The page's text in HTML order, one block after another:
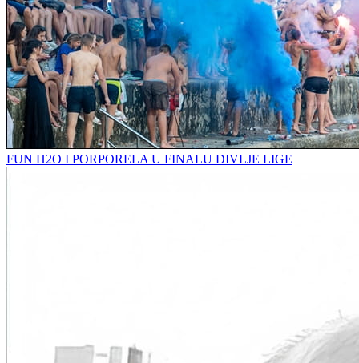
FUN H2O I PORPORELA U FINALU DIVLJE LIGE